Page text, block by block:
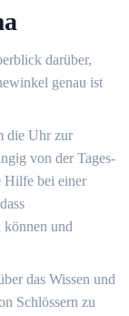
darüber,
genau ist
die Uhr zur
von der Tages-
Hilfe bei einer
können und
das Wissen und
Schlössern zu